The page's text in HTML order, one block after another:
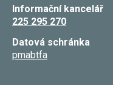
Informační kancelář
225 295 270
Datová schránka
pmabtfa